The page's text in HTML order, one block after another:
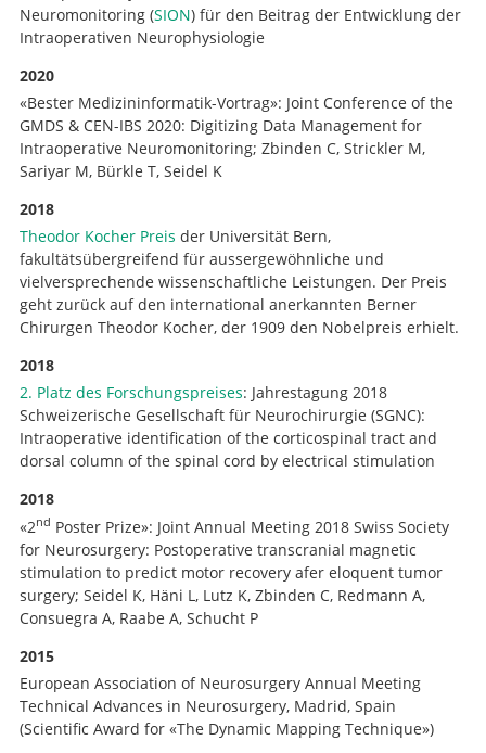
Neuromonitoring (SION) für den Beitrag der Entwicklung der
Intraoperativen Neurophysiologie
2020
«Bester Medizininformatik-Vortrag»: Joint Conference of the
GMDS & CEN-IBS 2020: Digitizing Data Management for
Intraoperative Neuromonitoring; Zbinden C, Strickler M,
Sariyar M, Bürkle T, Seidel K
2018
Theodor Kocher Preis der Universität Bern,
fakultätsübergreifend für aussergewöhnliche und
vielversprechende wissenschaftliche Leistungen. Der Preis
geht zurück auf den international anerkannten Berner
Chirurgen Theodor Kocher, der 1909 den Nobelpreis erhielt.
2018
2. Platz des Forschungspreises: Jahrestagung 2018
Schweizerische Gesellschaft für Neurochirurgie (SGNC):
Intraoperative identification of the corticospinal tract and
dorsal column of the spinal cord by electrical stimulation
2018
«2nd Poster Prize»: Joint Annual Meeting 2018 Swiss Society
for Neurosurgery: Postoperative transcranial magnetic
stimulation to predict motor recovery afer eloquent tumor
surgery; Seidel K, Häni L, Lutz K, Zbinden C, Redmann A,
Consuegra A, Raabe A, Schucht P
2015
European Association of Neurosurgery Annual Meeting
Technical Advances in Neurosurgery, Madrid, Spain
(Scientific Award for «The Dynamic Mapping Technique»)